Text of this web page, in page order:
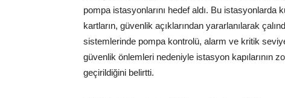
pompa istasyonlarını hedef aldı. Bu
kartların, güvenlik açıklarından yararlanılarak
sistemlerinde pompa kontrolü, alarm ve kritik
güvenlik önlemleri nedeniyle istasyon kapılarının
geçirildiğini belirtti.